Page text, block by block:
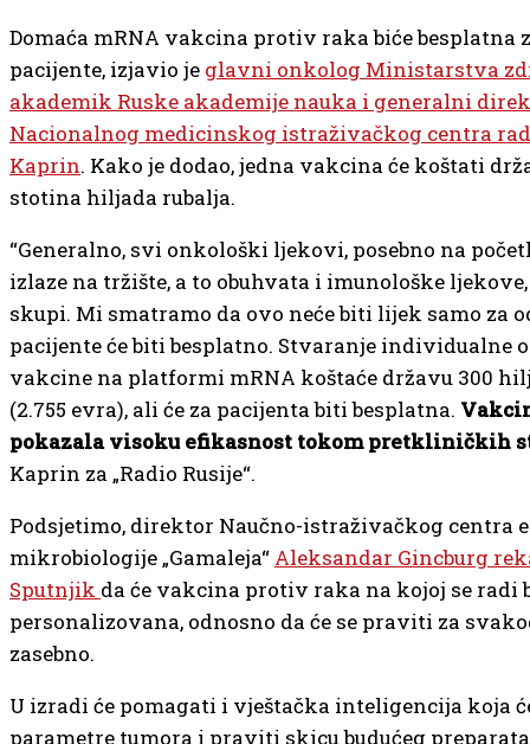
Domaća mRNA vakcina protiv raka biće besplatna
pacijente, izjavio je glavni onkolog Ministarstva
akademik Ruske akademije nauka i generalni
Nacionalnog medicinskog istraživačkog centra
Kaprin. Kako je dodao, jedna vakcina će koštati
stotina hiljada rubalja.
“Generalno, svi onkološki ljekovi, posebno na
izlaze na tržište, a to obuhvata i imunološke
skupi. Mi smatramo da ovo neće biti lijek samo za
pacijente će biti besplatno. Stvaranje individualne
vakcine na platformi mRNA koštaće državu 300
(2.755 evra), ali će za pacijenta biti besplatna.
pokazala visoku efikasnost tokom pretkliničkih
Kaprin za „Radio Rusije“.
Podsjetimo, direktor Naučno-istraživačkog centra
mikrobiologije „Gamaleja“ Aleksandar Gincburg
Sputnjik da će vakcina protiv raka na kojoj se radi
personalizovana, odnosno da će se praviti za
zasebno.
U izradi će pomagati i vještačka inteligencija koja
parametre tumora i praviti skicu budućeg